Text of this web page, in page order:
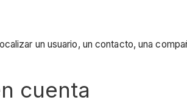
un usuario, un contacto, una
cuenta